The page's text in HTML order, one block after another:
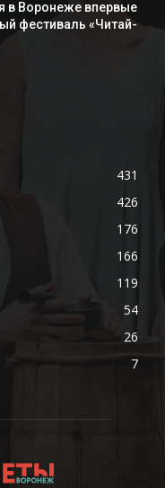
в Воронеже впервые
фестиваль «Читай-
431
426
176
166
119
54
26
7